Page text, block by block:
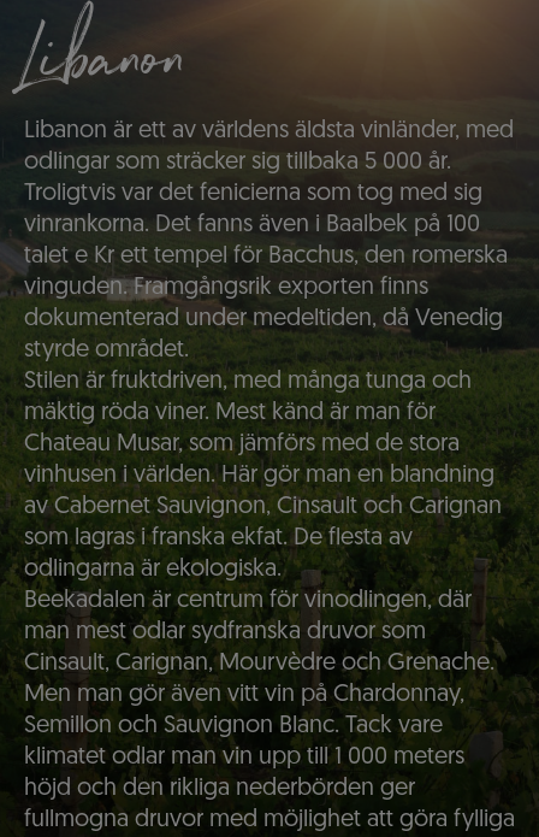
Libanon
Libanon är ett av världens äldsta vinländer, med
odlingar som sträcker sig tillbaka 5 000 år.
Troligtvis var det fenicierna som tog med sig
vinrankorna. Det fanns även i Baalbek på 100
talet e Kr ett tempel för Bacchus, den romerska
vinguden. Framgångsrik exporten finns
dokumenterad under medeltiden, då Venedig
styrde området.
Stilen är fruktdriven, med många tunga och
mäktig röda viner. Mest känd är man för
Chateau Musar, som jämförs med de stora
vinhusen i världen. Här gör man en blandning
av Cabernet Sauvignon, Cinsault och Carignan
som lagras i franska ekfat. De flesta av
odlingarna är ekologiska.
Beekadalen är centrum för vinodlingen, där
man mest odlar sydfranska druvor som
Cinsault, Carignan, Mourvèdre och Grenache.
Men man gör även vitt vin på Chardonnay,
Semillon och Sauvignon Blanc. Tack vare
klimatet odlar man vin upp till 1 000 meters
höjd och den rikliga nederbörden ger
fullmogna druvor med möjlighet att göra fylliga